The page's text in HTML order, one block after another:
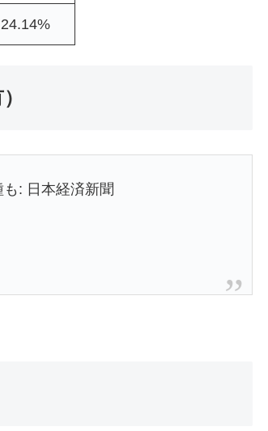
24.14%
: 日本経済新聞